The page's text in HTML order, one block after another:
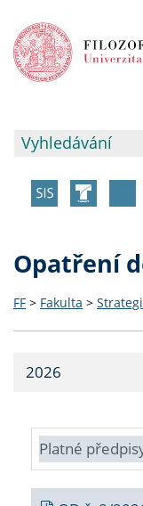
Opatření
FF > Fakulta >
2026
Platné